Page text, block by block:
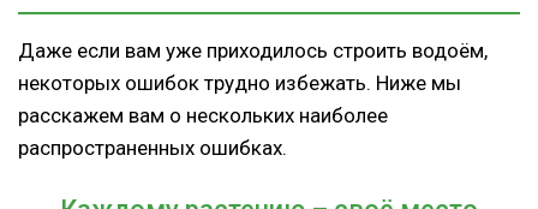
Даже если вам уже приходилось строить водоём,
некоторых ошибок трудно избежать. Ниже мы
расскажем вам о нескольких наиболее
распространенных ошибках.